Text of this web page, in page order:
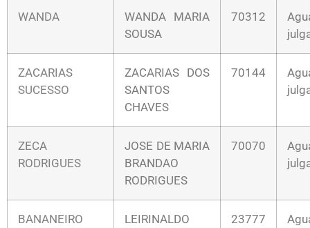
WANDA
WANDA MARIA
SOUSA
70312
ZACARIAS
SUCESSO
ZACARIAS DOS
SANTOS
CHAVES
70144
ZECA
RODRIGUES
JOSE DE MARIA
BRANDAO
RODRIGUES
70070
BANANEIRO
LEIRINALDO
23777